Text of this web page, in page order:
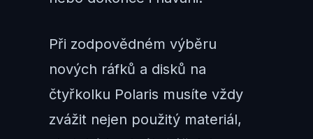
Při zodpovědném výběru
nových ráfků a disků na
čtyřkolku Polaris musíte vždy
zvážit nejen použitý materiál,